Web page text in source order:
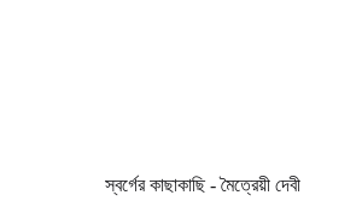
স্বর্গের কাছাকাছি - মৈত্রেয়ী দেবী